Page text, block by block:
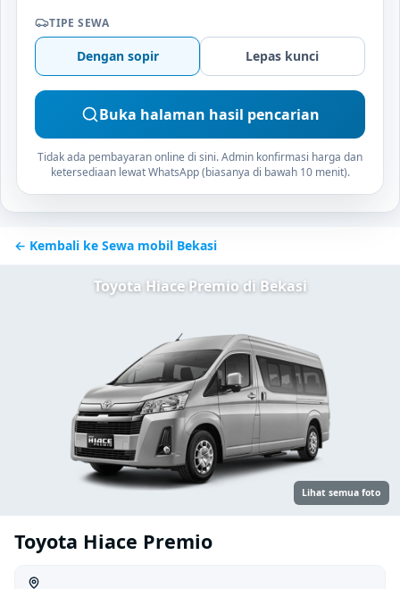
TIPE SEWA
Dengan sopir Lepas kunci
Buka halaman hasil pencarian
Tidak ada pembayaran online di sini. Admin konfirmasi harga dan
ketersediaan lewat WhatsApp (biasanya di bawah 10 menit).
← Kembali ke Sewa mobil Bekasi
Toyota Hiace Premio di Bekasi
Lihat semua foto
Toyota Hiace Premio